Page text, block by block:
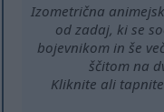
Izometrična
od zadaj, ki se
bojevnikom in še
ščitom na
Kliknite ali